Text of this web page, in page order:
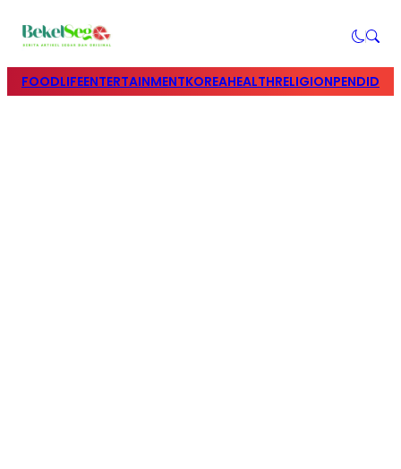
FOODLIFEENTERTAINMENTKOREAHEALTHRELIGION